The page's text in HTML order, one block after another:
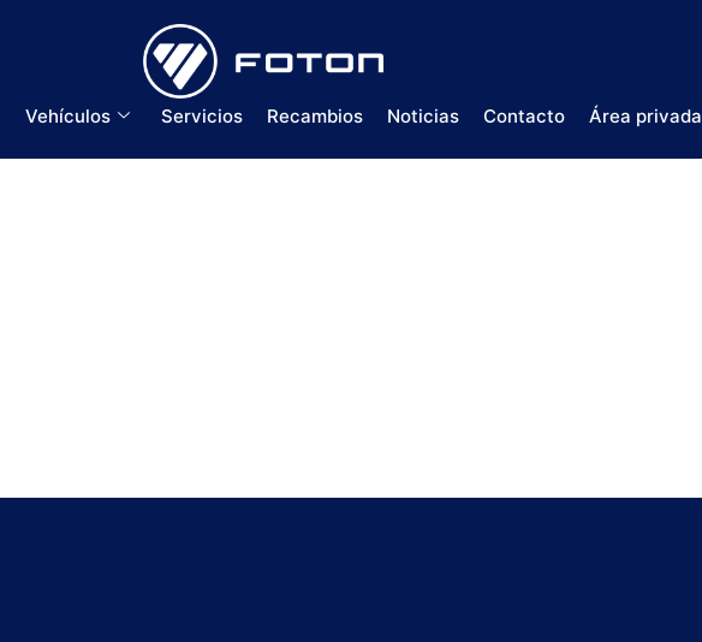
Vehículos Servicios Recambios Noticias Contacto Área privada